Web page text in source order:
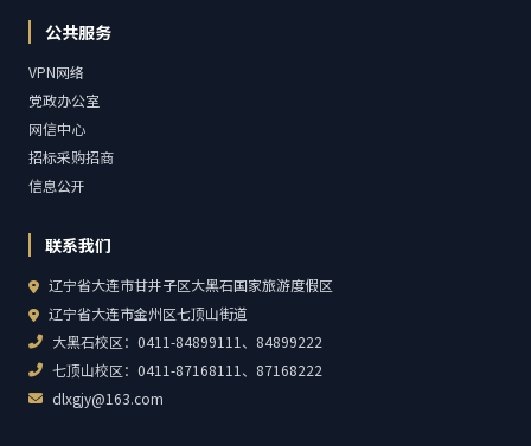
公共服务
VPN网络
党政办公室
网信中心
招标采购招商
信息公开
联系我们
辽宁省大连市甘井子区大黑石国家旅游度假区
辽宁省大连市金州区七顶山街道
大黑石校区：0411-84899111、84899222
七顶山校区：0411-87168111、87168222
dlxgjy@163.com